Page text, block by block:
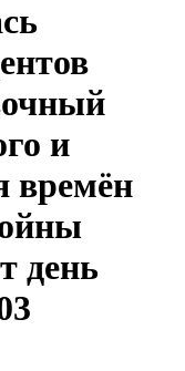
и
времён
день